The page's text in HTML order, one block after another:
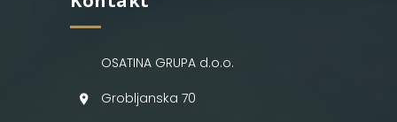
OSATINA GRUPA d.o.o.
Grobljanska 70